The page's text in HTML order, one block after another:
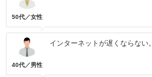
50代／女性
40代／男性
インターネットが遅くならない。